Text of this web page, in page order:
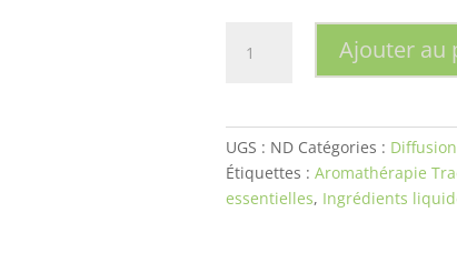
Ajouter au
UGS : ND Catégories :
Étiquettes : Aromathérapie
essentielles, Ingrédients